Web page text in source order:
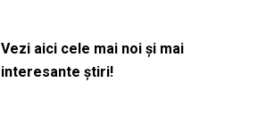
Vezi aici cele mai noi și mai
interesante știri!